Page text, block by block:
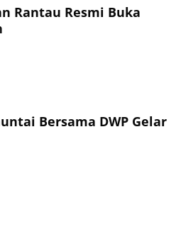
Rantau Resmi Buka
Bersama DWP Gelar